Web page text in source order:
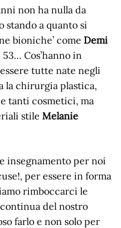
non ha nulla da
stando a quanto si
bioniche’ comeDemi
53… Cos’hanno in
tutte nate negli
la chirurgia plastica,
tanti cosmetici, ma
stile Melanie
insegnamento per noi
per essere in forma
rimboccarci le
continua del nostro
farlo e non solo per